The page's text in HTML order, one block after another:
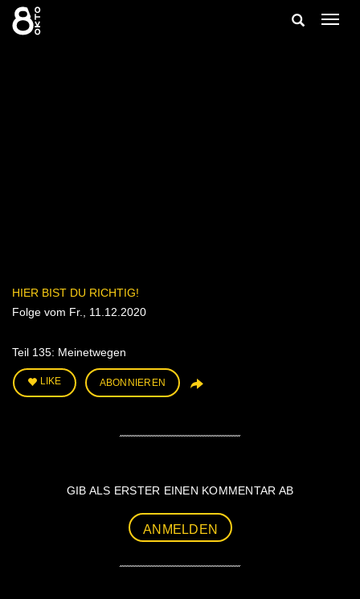
Zum
Inhalt
springen
Suche
HIER BIST DU RICHTIG!
Folge vom Fr., 11.12.2020
Teil 135: Meinetwegen
LIKE ABONNIEREN
GIB ALS ERSTER EINEN KOMMENTAR AB
ANMELDEN